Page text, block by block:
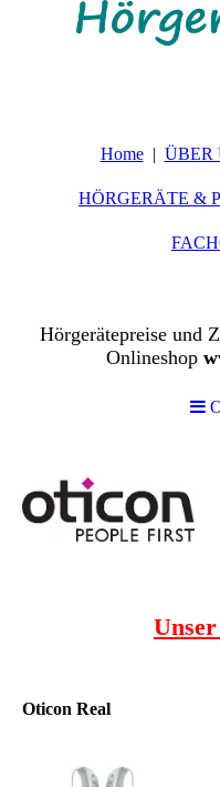
Home ÜBER
HÖRGERÄTE &
Hörgerätepreise und
Onlineshop
Oticon Real